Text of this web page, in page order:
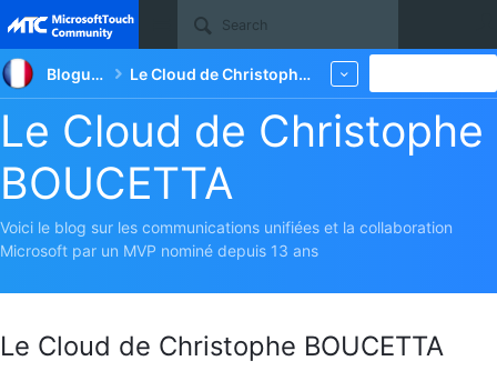
Site
Blogueurs Le Cloud de Christophe BOUCETTA
Le Cloud de Christophe
BOUCETTA
Voici le blog sur les communications unifiées et la collaboration
Microsoft par un MVP nominé depuis 13 ans
Le Cloud de Christophe BOUCETTA